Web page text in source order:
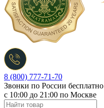
8 (800) 777-71-70
Звонки по России бесплатно
c 10:00 до 21:00 по Москве